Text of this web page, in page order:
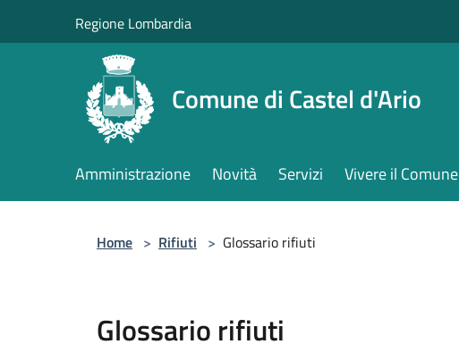
Regione Lombardia
Comune di Castel d'Ario
Amministrazione Novità Servizi Vivere il Comune
Home > Rifiuti > Glossario rifiuti
Glossario rifiuti